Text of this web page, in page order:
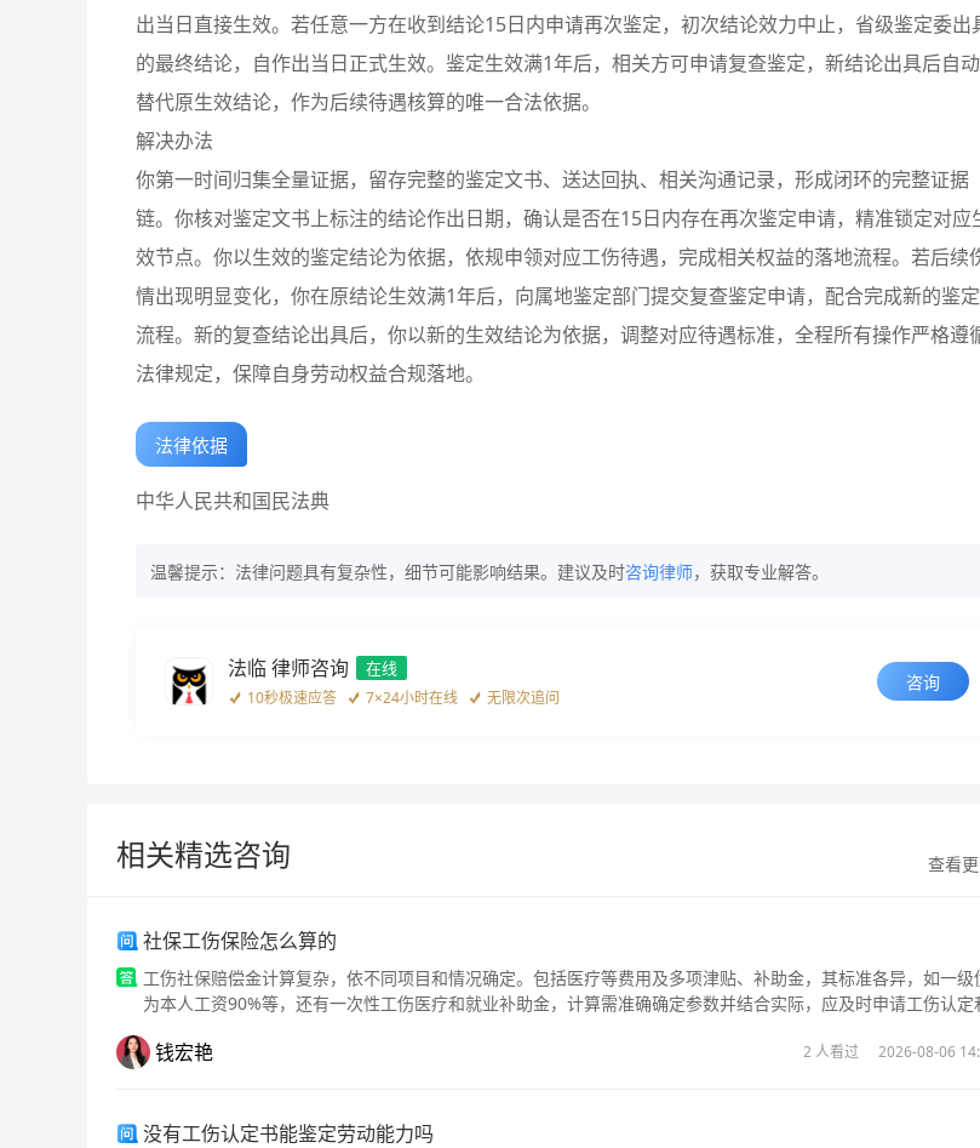
出当日直接生效。若任意一方在收到结论15日内申请再次鉴定，初次结论效力中止，省级鉴定委出
的最终结论，自作出当日正式生效。鉴定生效满1年后，相关方可申请复查鉴定，新结论出具后自动
替代原生效结论，作为后续待遇核算的唯一合法依据。
解决办法
你第一时间归集全量证据，留存完整的鉴定文书、送达回执、相关沟通记录，形成闭环的完整证据
链。你核对鉴定文书上标注的结论作出日期，确认是否在15日内存在再次鉴定申请，精准锁定对应
效节点。你以生效的鉴定结论为依据，依规申领对应工伤待遇，完成相关权益的落地流程。若后续
情出现明显变化，你在原结论生效满1年后，向属地鉴定部门提交复查鉴定申请，配合完成新的鉴定
流程。新的复查结论出具后，你以新的生效结论为依据，调整对应待遇标准，全程所有操作严格遵
法律规定，保障自身劳动权益合规落地。
法律依据
中华人民共和国民法典
温馨提示：法律问题具有复杂性，细节可能影响结果。建议及时咨询律师，获取专业解答。
法临 律师咨询 在线
10秒极速应答 7×24小时在线 无限次追问
咨询
相关精选咨询 查看
社保工伤保险怎么算的
工伤社保赔偿金计算复杂，依不同项目和情况确定。包括医疗等费用及多项津贴、补助金，其标准各异，如一级
为本人工资90%等，还有一次性工伤医疗和就业补助金，计算需准确确定参数并结合实际，应及时申请工伤认定
钱宏艳 2 人看过 2026-08-06
没有工伤认定书能鉴定劳动能力吗